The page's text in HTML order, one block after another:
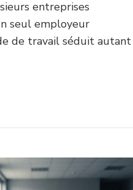
entreprises
seul employeur
de travail séduit autant